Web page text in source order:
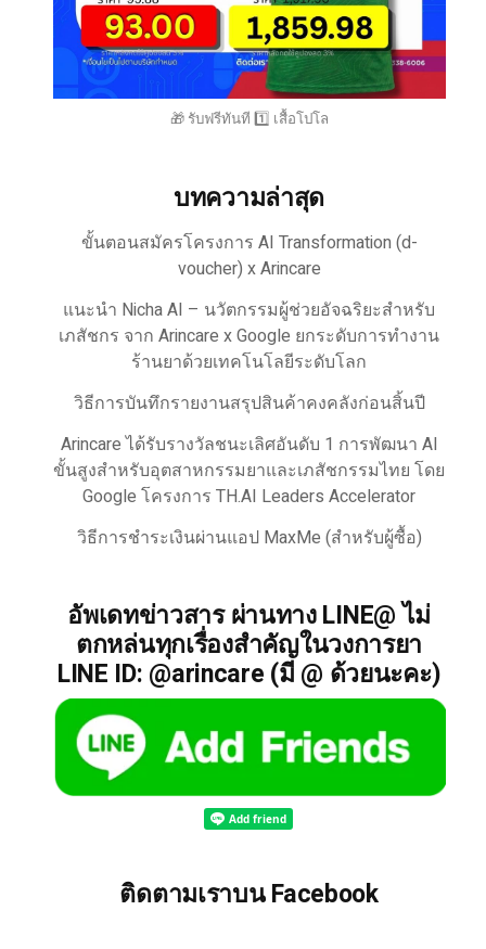
🎁 รับฟรีทันที 1️⃣ เสื้อโปโล
บทความล่าสุด
ขั้นตอนสมัครโครงการ AI Transformation (d-
voucher) x Arincare
แนะนำ Nicha AI – นวัตกรรมผู้ช่วยอัจฉริยะสำหรับ
เภสัชกร จาก Arincare x Google ยกระดับการทำงาน
ร้านยาด้วยเทคโนโลยีระดับโลก
วิธีการบันทึกรายงานสรุปสินค้าคงคลังก่อนสิ้นปี
Arincare ได้รับรางวัลชนะเลิศอันดับ 1 การพัฒนา AI
ขั้นสูงสำหรับอุตสาหกรรมยาและเภสัชกรรมไทย โดย
Google โครงการ TH.AI Leaders Accelerator
วิธีการชำระเงินผ่านแอป MaxMe (สำหรับผู้ซื้อ)
อัพเดทข่าวสาร ผ่านทาง LINE@ ไม่
ตกหล่นทุกเรื่องสำคัญในวงการยา
LINE ID: @arincare (มี @ ด้วยนะคะ)
ติดตามเราบน Facebook